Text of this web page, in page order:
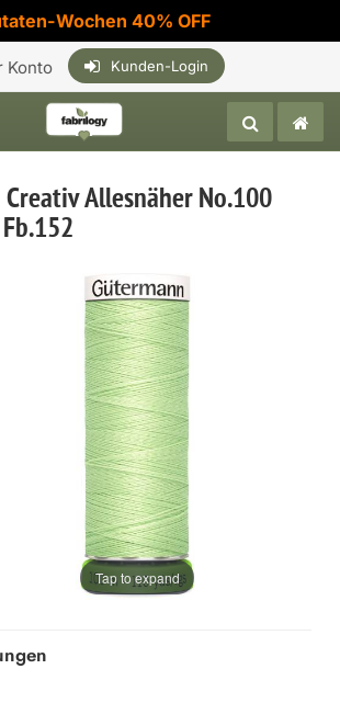
Wochen 40% OFF
Konto Kunden-Login
Allesnäher No.100
Tap to expand